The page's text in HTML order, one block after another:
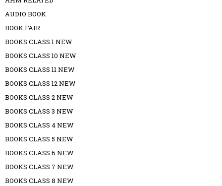
AUDIO BOOK
BOOK FAIR
BOOKS CLASS 1 NEW
BOOKS CLASS 10 NEW
BOOKS CLASS 11 NEW
BOOKS CLASS 12 NEW
BOOKS CLASS 2 NEW
BOOKS CLASS 3 NEW
BOOKS CLASS 4 NEW
BOOKS CLASS 5 NEW
BOOKS CLASS 6 NEW
BOOKS CLASS 7 NEW
BOOKS CLASS 8 NEW